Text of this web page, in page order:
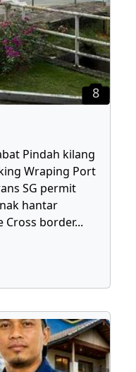
8
Pindah kilang
Wraping Port
SG permit
hantar
Cross border...